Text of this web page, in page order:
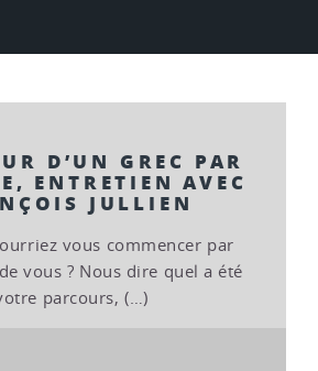
D’UN GREC PAR
ENTRETIEN AVEC
JULLIEN
vous commencer par
vous ? Nous dire quel a été
parcours, (…)